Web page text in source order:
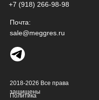
Почта:
sale@meggres.ru
2018-2026 Все права
защищены
Политика
+7 (918) 266-98-98